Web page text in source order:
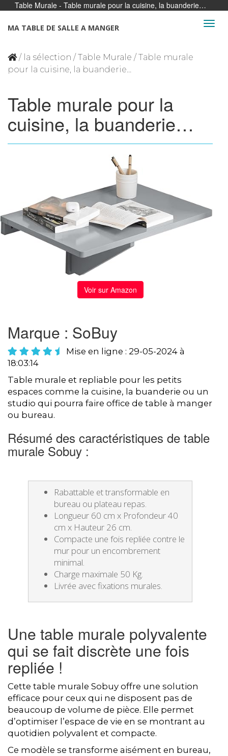
Table Murale - Table murale pour la cuisine, la buanderie…
MA TABLE DE SALLE A MANGER
/ la sélection / Table Murale / Table murale
pour la cuisine, la buanderie…
Table murale pour la
cuisine, la buanderie…
Voir sur Amazon
Marque : SoBuy
Mise en ligne : 29-05-2024 à
18:03:14
Table murale et repliable pour les petits
espaces comme la cuisine, la buanderie ou un
studio qui pourra faire office de table à manger
ou bureau.
Résumé des caractéristiques de table
murale Sobuy :
Rabattable et transformable en
bureau ou plateau repas.
Longueur 60 cm x Profondeur 40
cm x Hauteur 26 cm.
Compacte une fois repliée contre le
mur pour un encombrement
minimal.
Charge maximale 50 Kg.
Livrée avec fixations murales.
Une table murale polyvalente
qui se fait discrète une fois
repliée !
Cette table murale Sobuy offre une solution
efficace pour ceux qui ne disposent pas de
beaucoup de volume de pièce. Elle permet
d’optimiser l’espace de vie en se montrant au
quotidien polyvalent et compacte.
Ce modèle se transforme aisément en bureau,
Panneau de gestion des cookies